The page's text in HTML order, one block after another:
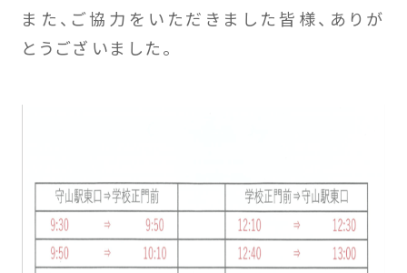
また、ご協力をいただきました皆様、ありが
とうございました。